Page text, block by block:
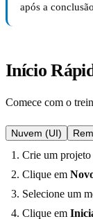
após a
Início
Comece com o
Nuvem (UI)
Crie um projeto
Clique em
Selecione um
Clique em